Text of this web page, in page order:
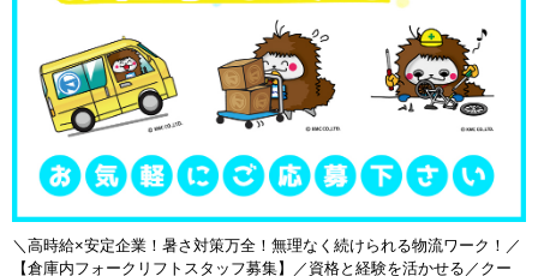
＼高時給×安定企業！暑さ対策万全！無理なく続けられる物流ワーク！／
【倉庫内フォークリフトスタッフ募集】／資格と経験を活かせる／クー